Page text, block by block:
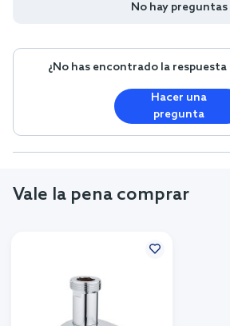
No hay preguntas
¿No has encontrado la
Hacer una
pregunta
Vale la pena comprar